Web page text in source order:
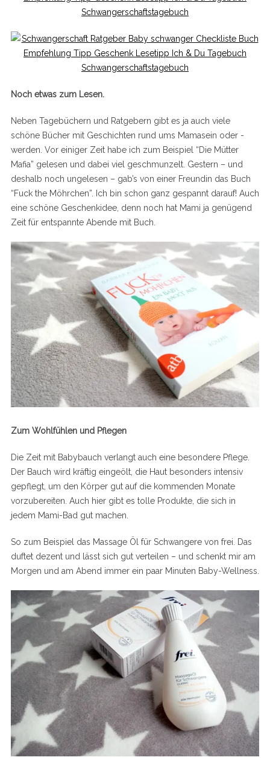
Noch etwas zum Lesen.
Neben Tagebüchern und Ratgebern gibt es ja auch viele
schöne Bücher mit Geschichten rund ums Mamasein oder -
werden. Vor einiger Zeit habe ich zum Beispiel “Die Mütter
Mafia” gelesen und dabei viel geschmunzelt. Gestern – und
deshalb noch ungelesen – gab’s von einer Freundin das Buch
“Fuck the Möhrchen”. Ich bin schon ganz gespannt darauf! Auch
eine schöne Geschenkidee, denn noch hat Mami ja genügend
Zeit für entspannte Abende mit Buch.
Zum Wohlfühlen und Pflegen
Die Zeit mit Babybauch verlangt auch eine besondere Pflege.
Der Bauch wird kräftig eingeölt, die Haut besonders intensiv
gepflegt, um den Körper gut auf die kommenden Monate
vorzubereiten. Auch hier gibt es tolle Produkte, die sich in
jedem Mami-Bad gut machen.
So zum Beispiel das Massage Öl für Schwangere von frei. Das
duftet dezent und lässt sich gut verteilen – und schenkt mir am
Morgen und am Abend immer ein paar Minuten Baby-Wellness.